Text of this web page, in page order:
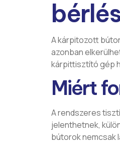
A kárpitozott
azonban
kárpittisztító gép
Miért
A rendszeres
jelenthetnek,
bútorok nemcsak